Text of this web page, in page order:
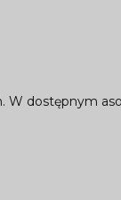
W dostępnym